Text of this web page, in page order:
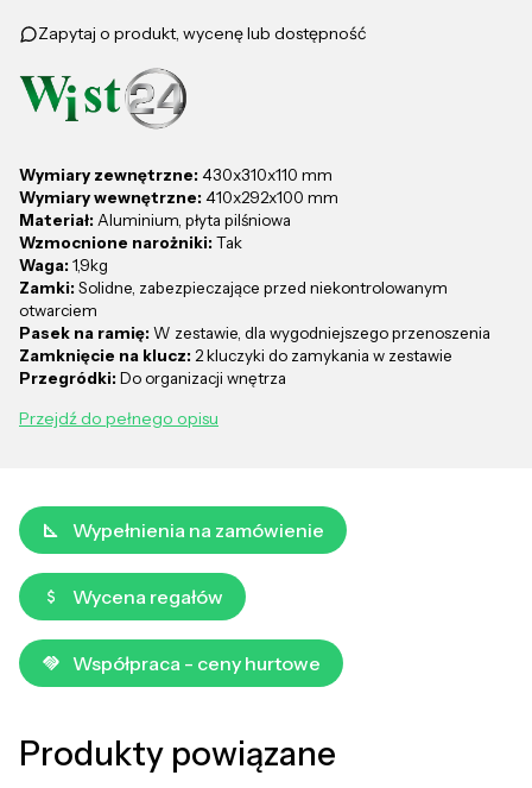
Zapytaj o produkt, wycenę lub dostępność
Wymiary zewnętrzne: 430x310x110 mm
Wymiary wewnętrzne: 410x292x100 mm
Materiał: Aluminium, płyta pilśniowa
Wzmocnione narożniki: Tak
Waga: 1,9kg
Zamki: Solidne, zabezpieczające przed niekontrolowanym
otwarciem
Pasek na ramię: W zestawie, dla wygodniejszego przenoszenia
Zamknięcie na klucz: 2 kluczyki do zamykania w zestawie
Przegródki: Do organizacji wnętrza
Przejdź do pełnego opisu
Wypełnienia na zamówienie
Wycena regałów
Współpraca - ceny hurtowe
Produkty powiązane